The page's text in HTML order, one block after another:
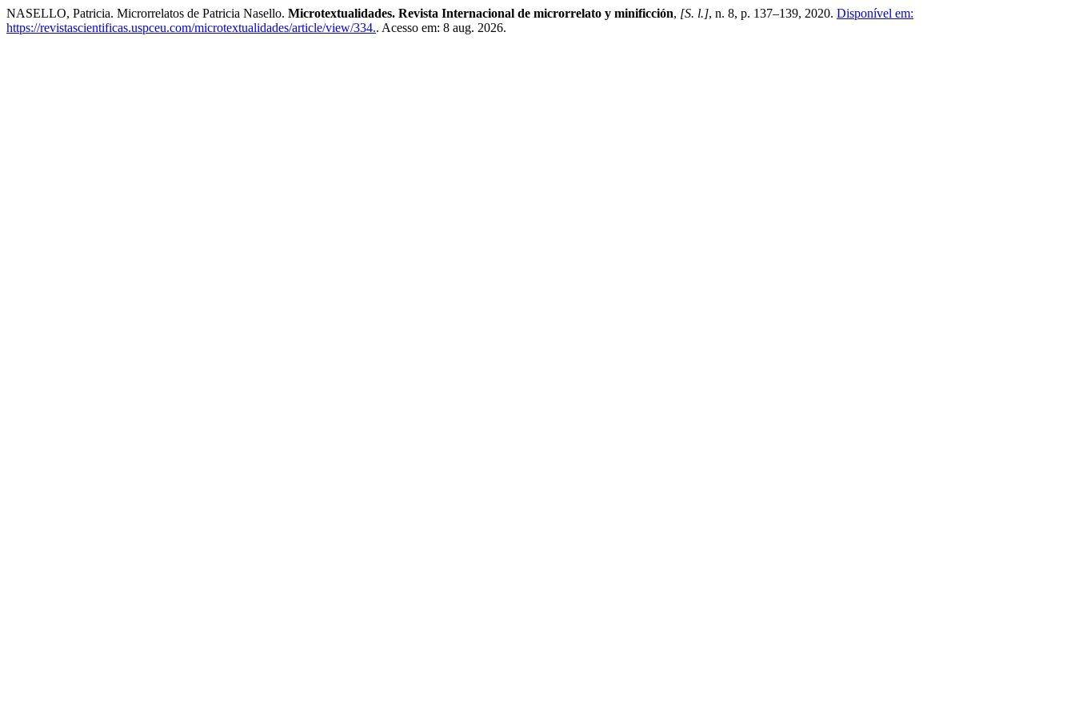
NASELLO, Patricia. Microrrelatos de Patricia Nasello. Microtextualidades. Revista Internacional de microrrelato y minificción, [S. l.], n. 8, p. 137–139, 2020. Disponível em:
https://revistascientificas.uspceu.com/microtextualidades/article/view/334.. Acesso em: 8 aug. 2026.